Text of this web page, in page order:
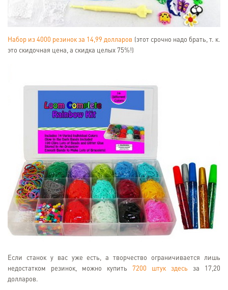
Набор из 4000 резинок за 14,99 долларов (этот срочно надо брать, т. к.
это скидочная цена, а скидка целых 75%!)
Если станок у вас уже есть, а творчество ограничивается лишь
недостатком резинок, можно купить 7200 штук здесь за 17,20
долларов.